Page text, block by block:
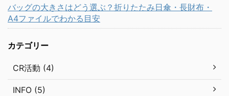
バッグの大きさはどう選ぶ？折りたたみ日傘・長財布・
A4ファイルでわかる目安
カテゴリー
CR活動 (4)
INFO (5)